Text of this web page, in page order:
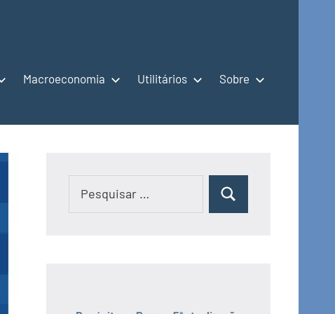
Macroeconomia Utilitários Sobre
Pesquisar